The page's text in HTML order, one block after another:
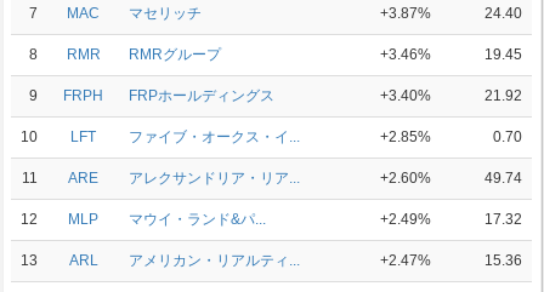
7 MAC マセリッチ +3.87% 24.40
8 RMR RMRグループ +3.46% 19.45
9 FRPH FRPホールディングス +3.40% 21.92
10 LFT ファイブ・オークス・イ... +2.85% 0.70
11 ARE アレクサンドリア・リア... +2.60% 49.74
12 MLP マウイ・ランド&パ... +2.49% 17.32
13 ARL アメリカン・リアルティ... +2.47% 15.36